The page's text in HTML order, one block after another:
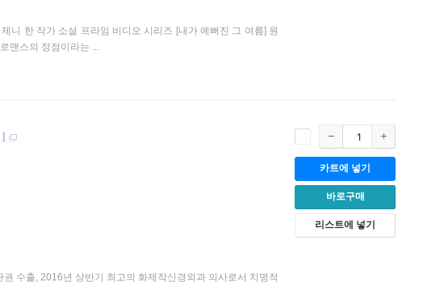
니 한 작가 소설 프라임 비디오 시리즈 [내가 예뻐진 그 여름] 원
맨스의 정점이라는 ...
]
수출, 2016년 상반기 최고의 화제작신경외과 의사로서 치명적
카트에 넣기
바로구매
리스트에 넣기